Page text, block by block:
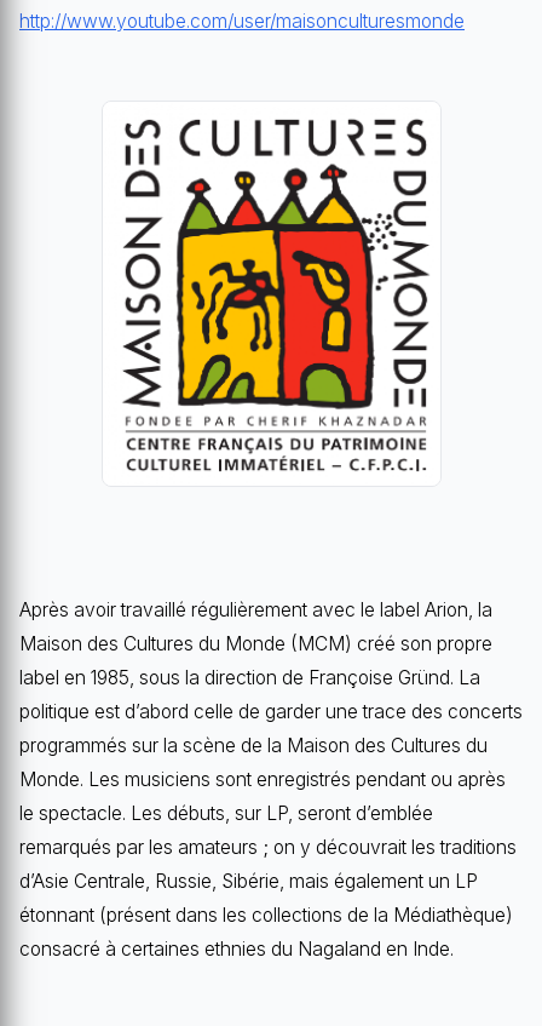
http://www.youtube.com/user/maisonculturesmonde
Après avoir travaillé régulièrement avec le label Arion, la
Maison des Cultures du Monde (MCM) créé son propre
label en 1985, sous la direction de Françoise Gründ. La
politique est d’abord celle de garder une trace des concerts
programmés sur la scène de la Maison des Cultures du
Monde. Les musiciens sont enregistrés pendant ou après
le spectacle. Les débuts, sur LP, seront d’emblée
remarqués par les amateurs ; on y découvrait les traditions
d’Asie Centrale, Russie, Sibérie, mais également un LP
étonnant (présent dans les collections de la Médiathèque)
consacré à certaines ethnies du Nagaland en Inde.